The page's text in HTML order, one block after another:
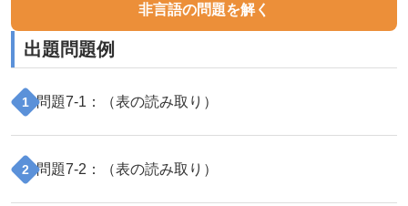
非言語の問題を解く
出題問題例
1 問題7-1 ：（表の読み取り ）
2 問題7-2 ：（表の読み取り ）